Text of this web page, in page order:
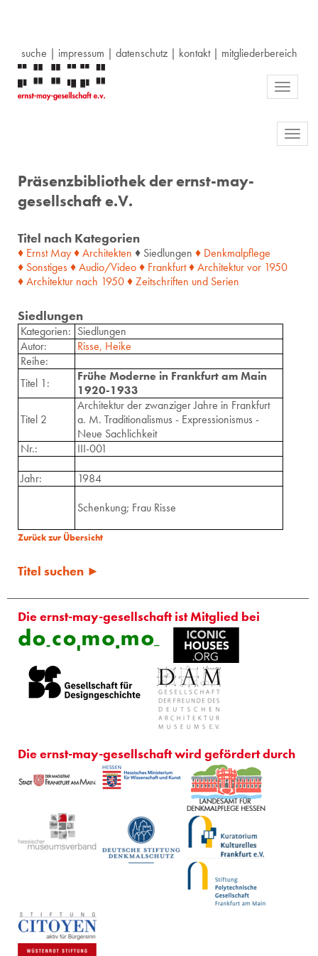
suche | impressum | datenschutz| kontakt| mitgliederbereich
Toggle
Präsenzbibliothek der ernst-may-
gesellschaft e.V.
Titel nach Kategorien
♦ Ernst May♦ Architekten ♦ Siedlungen ♦ Denkmalpflege
♦ Sonstiges♦ Audio/Video♦ Frankfurt♦ Architekturvor 1950
♦ Architektur nach 1950♦ Zeitschriften und Serien
Siedlungen
Kategorien: Siedlungen
Autor:
Risse, Heike
Reihe:
Titel 1:
Frühe Moderne in Frankfurt am Main
1920-1933
Titel 2
Architektur der zwanziger Jahre in Frankfurt
a. M. Traditionalismus - Expressionismus -
Neue Sachlichkeit
Nr.:
III-001
Jahr:
1984
Schenkung; Frau Risse
Zurück zur Übersicht
Titel suchen ►
Die ernst-may-gesellschaft ist Mitglied bei
Die ernst-may-gesellschaft wird gefördert durch